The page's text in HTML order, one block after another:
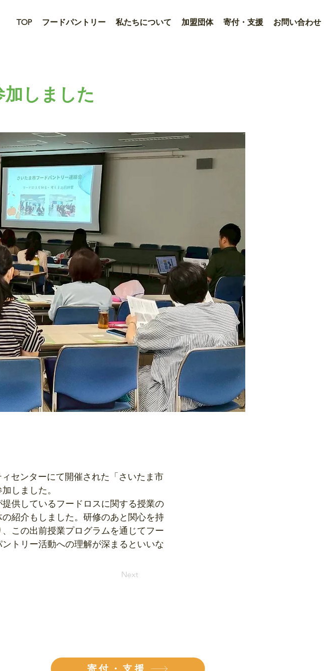
TOP フードパントリー 私たちについて 加盟団体 寄付・支援 お問い合わせ
しました
センターにて開催された「さいたま市
しました。
供しているフードロスに関する授業の
紹介もしました。研修のあと関心を持
この出前授業プログラムを通じてフー
トリー活動への理解が深まるといいな
Next
寄付・支援